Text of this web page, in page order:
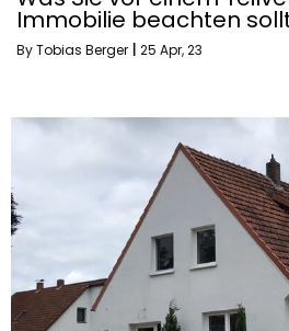
Immobilie beachten
ByTobias Berger 25 Apr, 23